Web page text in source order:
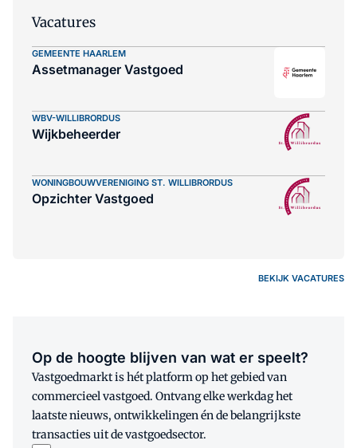
Vacatures
GEMEENTE HAARLEM
Assetmanager Vastgoed
WBV-WILLIBRORDUS
Wijkbeheerder
WONINGBOUWVERENIGING ST. WILLIBRORDUS
Opzichter Vastgoed
BEKIJK VACATURES
Op de hoogte blijven van wat er speelt?
Vastgoedmarkt is hét platform op het gebied van
commercieel vastgoed. Ontvang elke werkdag het
laatste nieuws, ontwikkelingen én de belangrijkste
transacties uit de vastgoedsector.